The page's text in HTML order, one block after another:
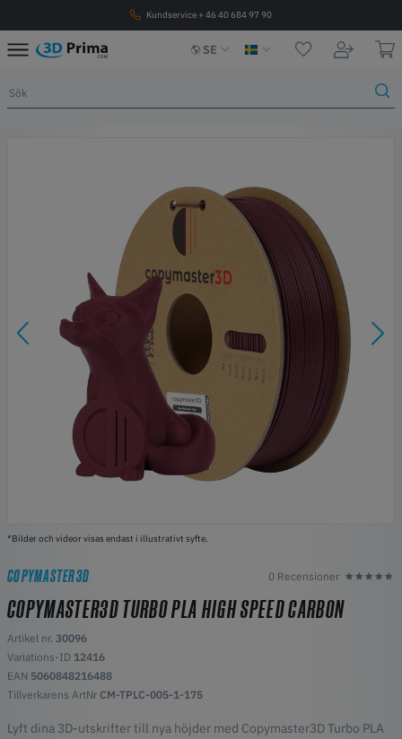
Kundservice + 46 40 684 97 90
SE
*Bilder och videor visas endast i illustrativt syfte.
COPYMASTER3D 0 Recensioner
COPYMASTER3D TURBO PLA HIGH SPEED CARBON
Artikel nr. 30096
Variations-ID 12416
EAN 5060848216488
Tillverkarens ArtNr CM-TPLC-005-1-175
Lyft dina 3D-utskrifter till nya höjder med Copymaster3D Turbo PLA